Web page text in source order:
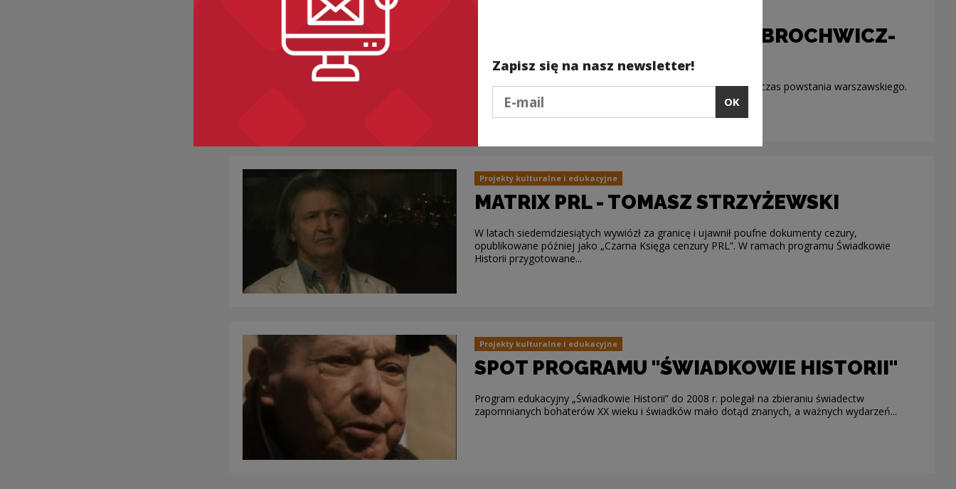
ON BĘDZIE MIASTO - JANUSZ BROCHWICZ-
LEWIŃSKI
Legendarny powstaniec – dowódca obrony pałacu Michla podczas powstania warszawskiego.
Mieszkaniec Warszawy.
Projekty kulturalne i edukacyjne
MATRIX PRL - TOMASZ STRZYŻEWSKI
W latach siedemdziesiątych wywiózł za granicę i ujawnił poufne dokumenty cezury,
opublikowane później jako „Czarna Księga cenzury PRL”. W ramach programu Świadkowie
Historii przygotowane...
Projekty kulturalne i edukacyjne
SPOT PROGRAMU "ŚWIADKOWIE HISTORII"
Program edukacyjny „Świadkowie Historii” do 2008 r. polegał na zbieraniu świadectw
zapomnianych bohaterów XX wieku i świadków mało dotąd znanych, a ważnych wydarzeń...
Zapisz się na nasz newsletter!
OK